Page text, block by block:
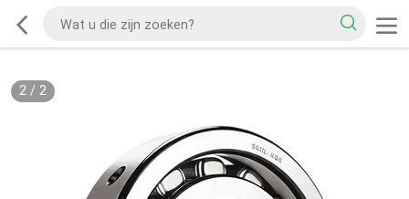
2/ 2